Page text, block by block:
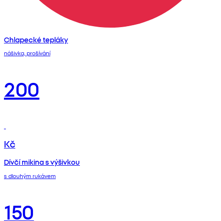
Chlapecké tepláky
nášivka, prošívání
200
Kč
Dívčí mikina s výšivkou
s dlouhým rukávem
150